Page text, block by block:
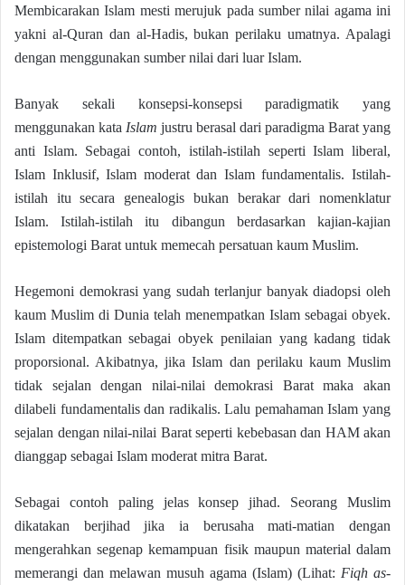
Membicarakan Islam mesti merujuk pada sumber nilai agama ini
yakni al-Quran dan al-Hadis, bukan perilaku umatnya. Apalagi
dengan menggunakan sumber nilai dari luar Islam.
Banyak sekali konsepsi-konsepsi paradigmatik yang
menggunakan kata Islam justru berasal dari paradigma Barat yang
anti Islam. Sebagai contoh, istilah-istilah seperti Islam liberal,
Islam Inklusif, Islam moderat dan Islam fundamentalis. Istilah-
istilah itu secara genealogis bukan berakar dari nomenklatur
Islam. Istilah-istilah itu dibangun berdasarkan kajian-kajian
epistemologi Barat untuk memecah persatuan kaum Muslim.
Hegemoni demokrasi yang sudah terlanjur banyak diadopsi oleh
kaum Muslim di Dunia telah menempatkan Islam sebagai obyek.
Islam ditempatkan sebagai obyek penilaian yang kadang tidak
proporsional. Akibatnya, jika Islam dan perilaku kaum Muslim
tidak sejalan dengan nilai-nilai demokrasi Barat maka akan
dilabeli fundamentalis dan radikalis. Lalu pemahaman Islam yang
sejalan dengan nilai-nilai Barat seperti kebebasan dan HAM akan
dianggap sebagai Islam moderat mitra Barat.
Sebagai contoh paling jelas konsep jihad. Seorang Muslim
dikatakan berjihad jika ia berusaha mati-matian dengan
mengerahkan segenap kemampuan fisik maupun material dalam
memerangi dan melawan musuh agama (Islam) (Lihat: Fiqh as-